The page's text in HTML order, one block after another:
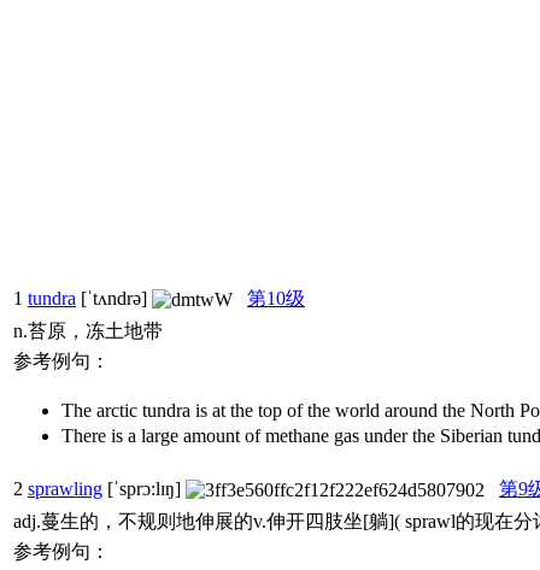
1 tundra [ˈtʌndrə]
第10级
n.苔原，冻土地带
参考例句：
The arctic tundra is at the top of the world around the
There is a large amount of methane gas under the
2 sprawling [ˈsprɔ:lɪŋ]
第9
adj.蔓生的，不规则地伸展的v.伸开四肢坐[躺]( sprawl的现在
参考例句：